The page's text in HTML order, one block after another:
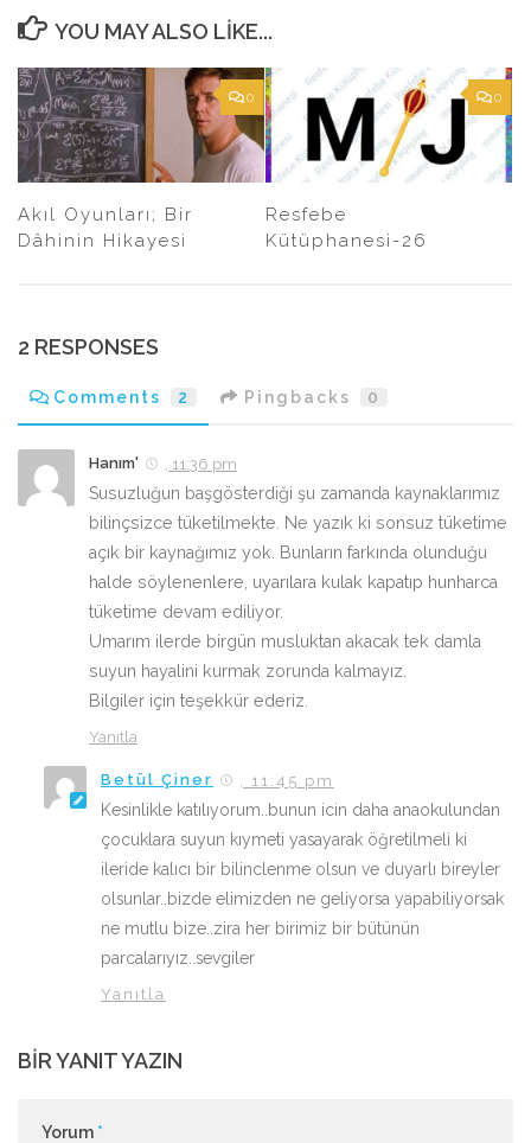
YOU MAY ALSO LIKE...
0
Akıl Oyunları; Bir
Dâhinin Hikayesi
0
Resfebe
Kütüphanesi-26
2 RESPONSES
Comments 2 Pingbacks 0
Hanım' , 11:36 pm
Susuzluğun başgösterdiği şu zamanda kaynaklarımız
bilinçsizce tüketilmekte. Ne yazık ki sonsuz tüketime
açık bir kaynağımız yok. Bunların farkında olunduğu
halde söylenenlere, uyarılara kulak kapatıp hunharca
tüketime devam ediliyor.
Umarım ilerde birgün musluktan akacak tek damla
suyun hayalini kurmak zorunda kalmayız.
Bilgiler için teşekkür ederiz.
Yanıtla
Betül Çiner , 11:45 pm
Kesinlikle katılıyorum..bunun icin daha anaokulundan
çocuklara suyun kıymeti yasayarak öğretilmeli ki
ileride kalıcı bir bilinclenme olsun ve duyarlı bireyler
olsunlar..bizde elimizden ne geliyorsa yapabiliyorsak
ne mutlu bize..zira her birimiz bir bütünün
parcalarıyız..sevgiler
Yanıtla
BIR YANIT YAZIN
Yorum *